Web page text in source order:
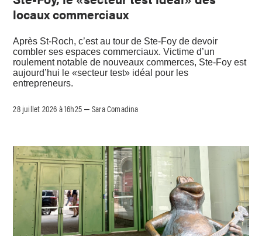
locaux commerciaux
Après St-Roch, c’est au tour de Ste-Foy de devoir
combler ses espaces commerciaux. Victime d’un
roulement notable de nouveaux commerces, Ste-Foy est
aujourd’hui le «secteur test» idéal pour les
entrepreneurs.
28 juillet 2026 à 16h25 –Sara Comadina